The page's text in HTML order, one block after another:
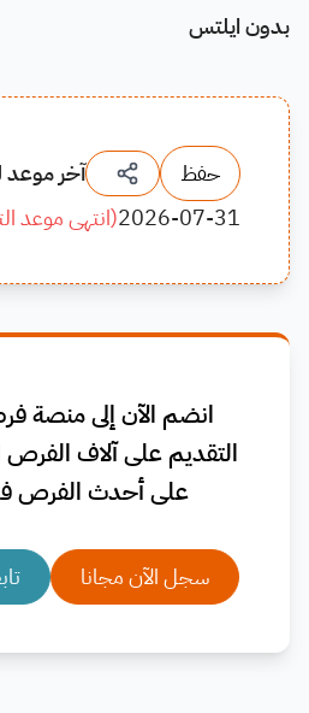
بدون ايلتس
حفظ
آخر موعد
2026-07-31
(انتهى موعد
انضم الآن إلى منصة
التقديم على آلاف الفرص
على أحدث الفرص
سجل الآن مجانا